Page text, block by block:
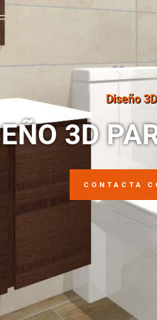
Diseño
3D
CONTACTA